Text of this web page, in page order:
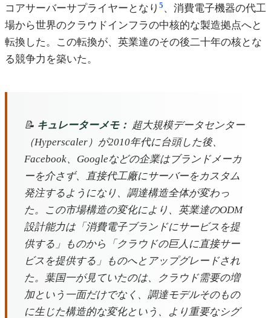
コアサーバーサプライヤーとなり 5 、消費電子機器の代工
場から世界のクラウドインフラの中核的な製造拠点へと
転換した。この転換が、英業達のその後二十年の核とな
る競争力を築いた。
📝 キュレーターメモ： 超大規模データセンター
（Hyperscaler）が2010年代に台頭した後、
Facebook、Googleなどの企業はブランドメーカ
ーを介さず、直接代工廠にサーバーをカスタム
発注するようになり、調達構造全体が変わっ
た。この市場構造の変化により、英業達のODM
設計能力は「消費電子ブランドにサービスを提
供する」ものから「クラウドの巨人に直接サー
ビスを提供する」ものへとアップグレードされ
た。葉国一が見ていたのは、クラウド需要の増
加という一面だけでなく、調達モデルそのもの
に生じた構造的な変化という、より重要なシグ